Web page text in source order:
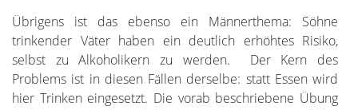
Übrigens ist das ebenso ein Männerthema: Söhne
trinkender Väter haben ein deutlich erhöhtes Risiko,
selbst zu Alkoholikern zu werden. Der Kern des
Problems ist in diesen Fällen derselbe: statt Essen wird
hier Trinken eingesetzt. Die vorab beschriebene Übung